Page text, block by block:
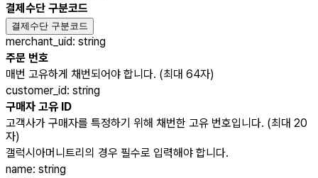
결제수단 구분코드
결제수단 구분코드
merchant_uid: string
주문 번호
매번 고유하게 채번되어야 합니다. (최대 64자)
customer_id: string
구매자 고유 ID
고객사가 구매자를 특정하기 위해 채번한 고유 번호입니다. (최대 20
자)
갤럭시아머니트리의 경우 필수로 입력해야 합니다.
name: string